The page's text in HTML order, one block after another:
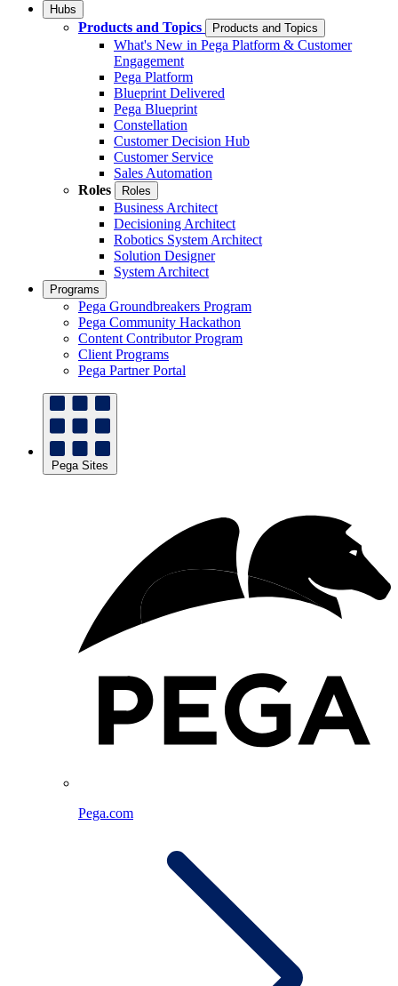
Hubs
Products and Topics Products and Topics
What's New in Pega Platform & Customer
Engagement
Pega Platform
Blueprint Delivered
Pega Blueprint
Constellation
Customer Decision Hub
Customer Service
Sales Automation
Roles
Roles
Business Architect
Decisioning Architect
Robotics System Architect
Solution Designer
System Architect
Programs
Pega Groundbreakers Program
Pega Community Hackathon
Content Contributor Program
Client Programs
Pega Partner Portal
Pega Sites
Pega.com